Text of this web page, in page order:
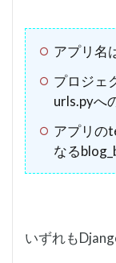
アプリ名
プロジェ
urls.pyへ
アプリの
なる
いずれも